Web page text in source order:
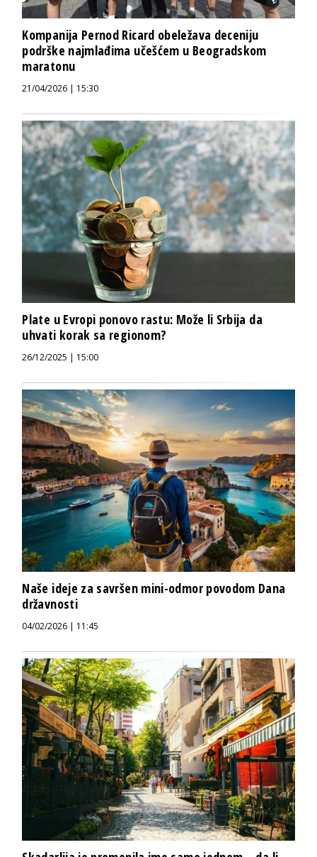
Kompanija Pernod Ricard obeležava deceniju
podrške najmlađima učešćem u Beogradskom
maratonu
21/04/2026 | 15:30
Plate u Evropi ponovo rastu: Može li Srbija da
uhvati korak sa regionom?
26/12/2025 | 15:00
Naše ideje za savršen mini-odmor povodom Dana
državnosti
04/02/2026 | 11:45